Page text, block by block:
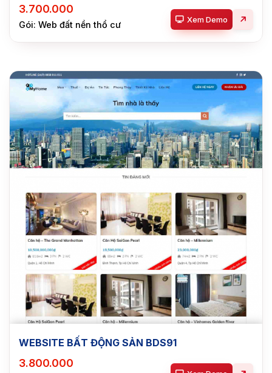
3.700.000
Gói: Web đất nền thổ cư Xem Demo
WEBSITE BẤT ĐỘNG SẢN BDS91
3.800.000